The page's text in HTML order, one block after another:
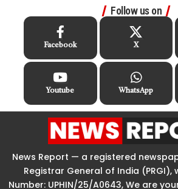
Follow us on
Facebook X
Youtube WhatsApp
News Report — a registered
Registrar General of India (PRGI),
Number: UPHIN/25/A0643, We are